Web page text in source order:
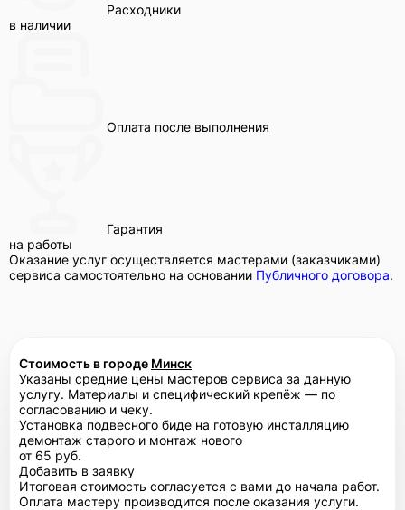
Расходники
в наличии
Оплата после выполнения
Гарантия
на работы
Оказание услуг осуществляется мастерами (заказчиками)
сервиса самостоятельно на основании Публичного договора.
Стоимость в городе Минск
Указаны средние цены мастеров сервиса за данную
услугу. Материалы и специфический крепёж — по
согласованию и чеку.
Установка подвесного биде на готовую инсталляцию
демонтаж старого и монтаж нового
от 65 руб.
Добавить в заявку
Итоговая стоимость согласуется с вами до начала работ.
Оплата мастеру производится после оказания услуги.